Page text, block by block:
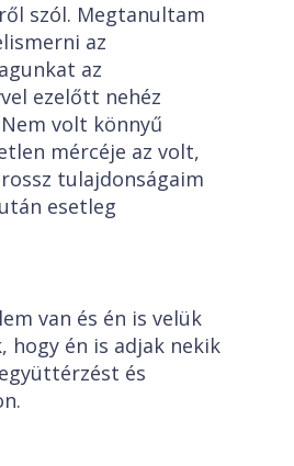
szól. Megtanultam
az
az
ezelőtt nehéz
volt könnyű
mércéje az volt,
tulajdonságaim
esetleg
van és én is velük
hogy én is adjak nekik
és